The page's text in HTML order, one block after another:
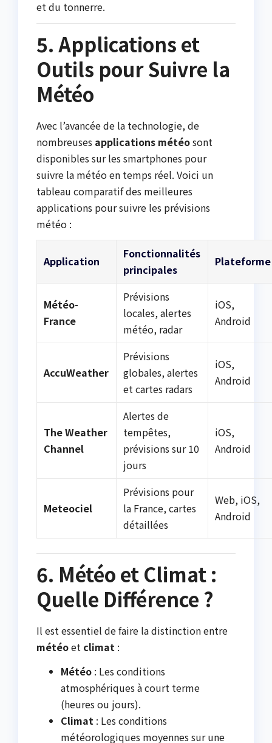
et du tonnerre.
5. Applications et
Outils pour Suivre la
Météo
Avec l’avancée de la technologie, de
nombreuses applications météosont
disponibles sur les smartphones pour
suivre la météo en temps réel. Voici un
tableau comparatif des meilleures
applications pour suivre les prévisions
météo :
Application
Fonctionnalités
principales
Plateforme
Météo-
France
Prévisions
locales, alertes
météo, radar
iOS,
Android
AccuWeather
Prévisions
globales, alertes
et cartes radars
iOS,
Android
The Weather
Channel
Alertes de
tempêtes,
prévisions sur 10
jours
iOS,
Android
Meteociel
Prévisions pour
la France, cartes
détaillées
Web, iOS,
Android
6. Météo et Climat :
Quelle Différence ?
Il est essentiel de faire la distinction entre
météoet climat :
Météo : Les conditions
atmosphériques à court terme
(heures ou jours).
Climat : Les conditions
météorologiques moyennes sur une